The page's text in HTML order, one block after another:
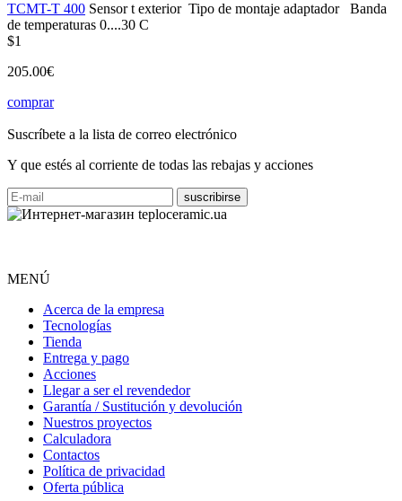
ТСМT-T 400 Sensor t exterior Tipo de montaje adaptador
Banda
de temperaturas 0....30 С
$1
205.00€
comprar
Suscríbete a la lista de correo electrónico
Y que estés al corriente de todas las rebajas y acciones
MENÚ
Acerca de la empresa
Tecnologías
Tienda
Entrega y pago
Acciones
Llegar a ser el revendedor
Garantía / Sustitución y devolución
Nuestros proyectos
Calculadora
Contactos
Política de privacidad
Oferta pública